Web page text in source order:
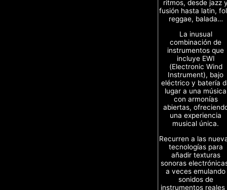
ritmos, desde jazz
fusión hasta latin,
reggae, balada…
La inusual
combinación de
instrumentos que
incluye EWI
(Electronic Wind
Instrument), bajo
eléctrico y batería
lugar a una música
con armonías
abiertas,
una experiencia
musical única.
Recurren a las
tecnologías para
añadir texturas
sonoras
a veces emulando
sonidos de
instrumentos reales